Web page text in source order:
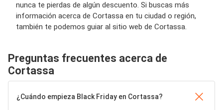
nunca te pierdas de algún descuento. Si buscas más
información acerca de Cortassa en tu ciudad o región,
también te podemos guiar al sitio web de Cortassa.
Preguntas frecuentes acerca de
Cortassa
¿Cuándo empieza Black Friday en Cortassa?